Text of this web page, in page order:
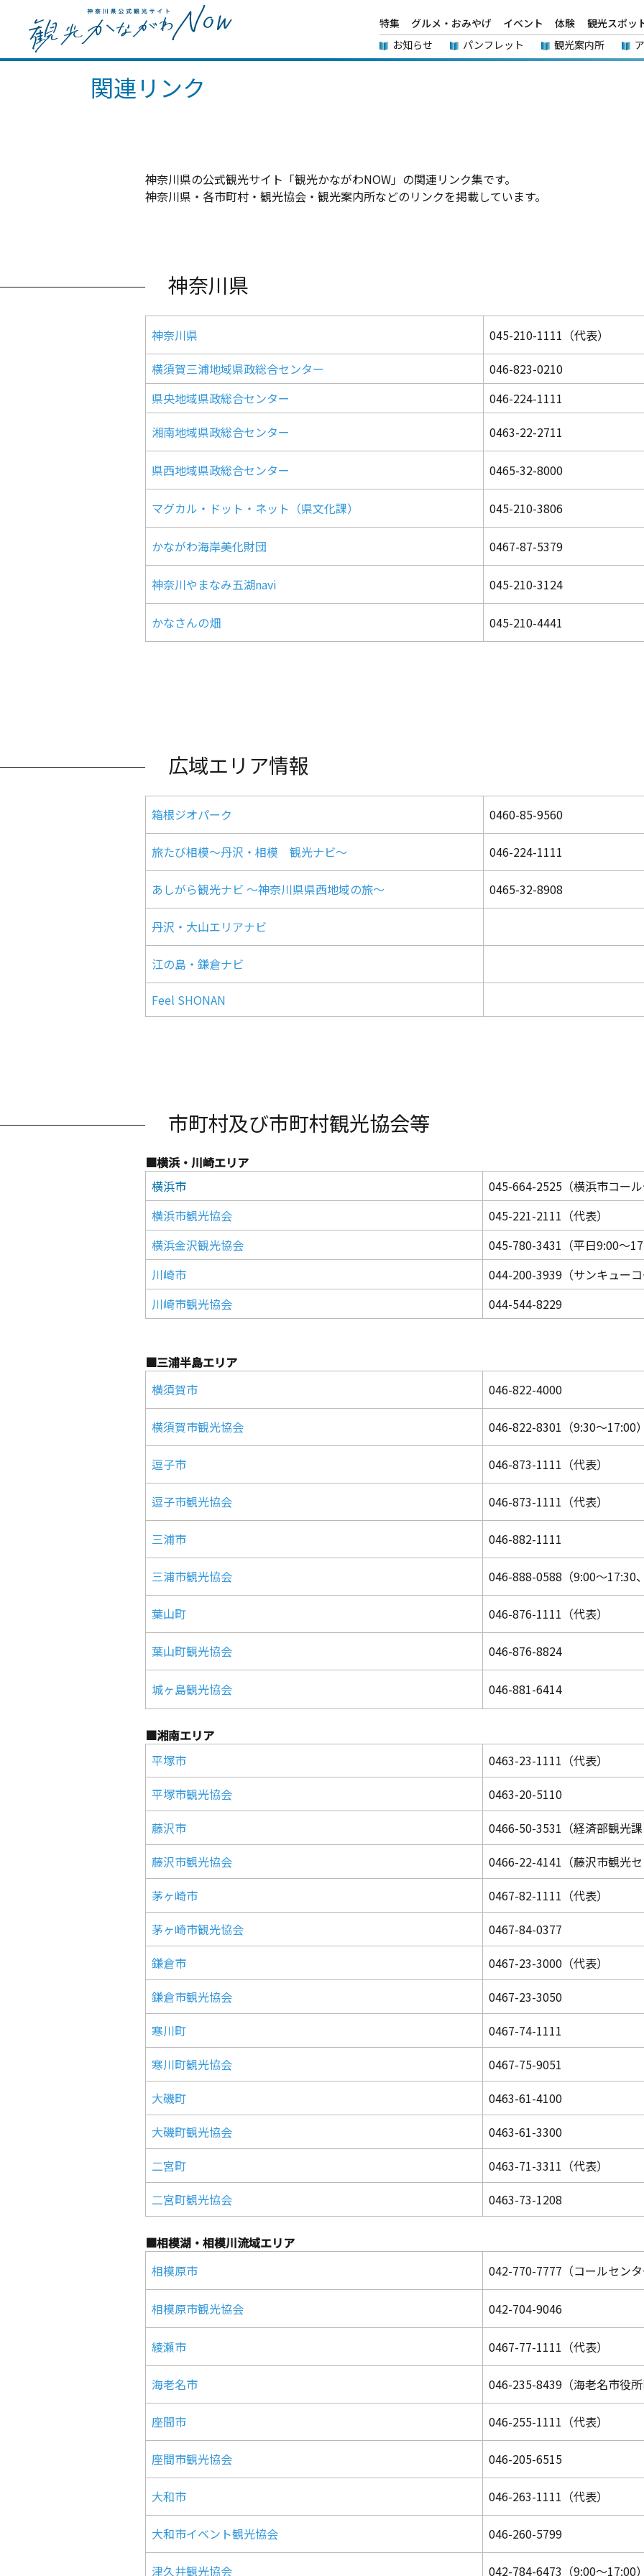
特集 グルメ・おみやげ イベント 体験 観光スポッ
お知らせ
パンフレット 観光案内所
関連リンク
神奈川県の公式観光サイト「観光かながわNOW」の関連リンク集です。
神奈川県・各市町村・観光協会・観光案内所などのリンクを掲載しています。
神奈川県
神奈川県
045-210-1111（代表）
横須賀三浦地域県政総合センター
046-823-0210
県央地域県政総合センター
046-224-1111
湘南地域県政総合センター
0463-22-2711
県西地域県政総合センター 0465-32-8000
マグカル・ドット・ネット（県文化課） 045-210-3806
かながわ海岸美化財団 0467-87-5379
神奈川やまなみ五湖navi 045-210-3124
かなさんの畑 045-210-4441
広域エリア情報
箱根ジオパーク 0460-85-9560
旅たび相模～丹沢・相模 観光ナビ～ 046-224-1111
あしがら観光ナビ ～神奈川県県西地域の旅～ 0465-32-8908
丹沢・大山エリアナビ
江の島・鎌倉ナビ
Feel SHONAN
市町村及び市町村観光協会等
■横浜・川崎エリア
横浜市
045-664-2525（横浜市コール
横浜市観光協会
045-221-2111（代表）
横浜金沢観光協会
045-780-3431（平日9:00～
川崎市
044-200-3939（サンキューコ
川崎市観光協会
044-544-8229
■三浦半島エリア
横須賀市
046-822-4000
横須賀市観光協会 046-822-8301（9:30～17:00）
逗子市 046-873-1111（代表）
逗子市観光協会 046-873-1111（代表）
三浦市 046-882-1111
三浦市観光協会 046-888-0588（9:00～17:30
葉山町 046-876-1111（代表）
葉山町観光協会 046-876-8824
城ヶ島観光協会 046-881-6414
■湘南エリア
平塚市
0463-23-1111（代表）
平塚市観光協会
0463-20-5110
藤沢市
0466-50-3531（経済部観光
藤沢市観光協会
0466-22-4141（藤沢市観光セ
茅ヶ崎市
0467-82-1111（代表）
茅ヶ崎市観光協会
0467-84-0377
鎌倉市
0467-23-3000（代表）
鎌倉市観光協会
0467-23-3050
寒川町
0467-74-1111
寒川町観光協会
0467-75-9051
大磯町
0463-61-4100
大磯町観光協会
0463-61-3300
二宮町
0463-71-3311（代表）
二宮町観光協会
0463-73-1208
■相模湖・相模川流域エリア
相模原市
042-770-7777（コールセンタ
相模原市観光協会 042-704-9046
綾瀬市 0467-77-1111（代表）
海老名市 046-235-8439（海老名市役所
座間市 046-255-1111（代表）
座間市観光協会 046-205-6515
大和市 046-263-1111（代表）
大和市イベント観光協会 046-260-5799
津久井観光協会 042-784-6473（9:00〜17:00）